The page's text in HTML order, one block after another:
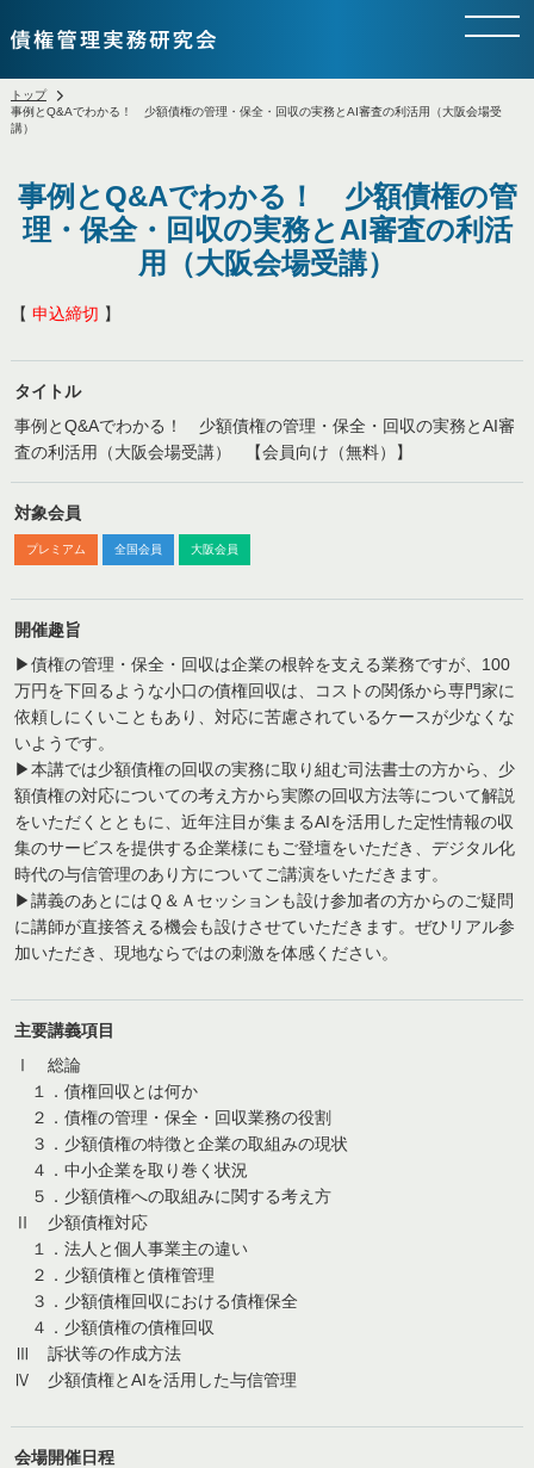
トップ
事例とQ&Aでわかる！ 少額債権の管理・保全・回収の実務とAI審査の利活用（大阪会場受
講）
事例とQ&Aでわかる！ 少額債権の管
理・保全・回収の実務とAI審査の利活
用（大阪会場受講）
【 申込締切 】
タイトル
事例とQ&Aでわかる！ 少額債権の管理・保全・回収の実務とAI審
査の利活用（大阪会場受講） 【会員向け（無料）】
対象会員
プレミアム 全国会員 大阪会員
開催趣旨
▶債権の管理・保全・回収は企業の根幹を支える業務ですが、100
万円を下回るような小口の債権回収は、コストの関係から専門家に
依頼しにくいこともあり、対応に苦慮されているケースが少なくな
いようです。
▶本講では少額債権の回収の実務に取り組む司法書士の方から、少
額債権の対応についての考え方から実際の回収方法等について解説
をいただくとともに、近年注目が集まるAIを活用した定性情報の収
集のサービスを提供する企業様にもご登壇をいただき、デジタル化
時代の与信管理のあり方についてご講演をいただきます。
▶講義のあとにはＱ＆Ａセッションも設け参加者の方からのご疑問
に講師が直接答える機会も設けさせていただきます。ぜひリアル参
加いただき、現地ならではの刺激を体感ください。
主要講義項目
Ⅰ 総論
１．債権回収とは何か
２．債権の管理・保全・回収業務の役割
３．少額債権の特徴と企業の取組みの現状
４．中小企業を取り巻く状況
５．少額債権への取組みに関する考え方
Ⅱ 少額債権対応
１．法人と個人事業主の違い
２．少額債権と債権管理
３．少額債権回収における債権保全
４．少額債権の債権回収
Ⅲ 訴状等の作成方法
Ⅳ 少額債権とAIを活用した与信管理
会場開催日程